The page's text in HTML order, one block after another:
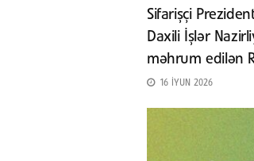
Sifarişçi
Daxili İşlər
məhrum edilən
16 İYUN 2026